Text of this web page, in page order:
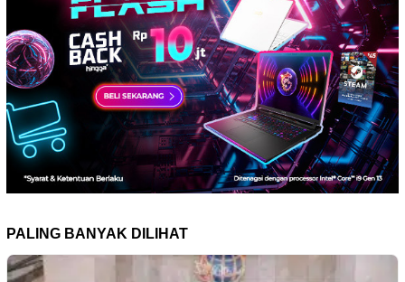
PALING BANYAK DILIHAT